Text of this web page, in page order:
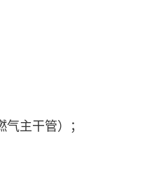
主干管）；